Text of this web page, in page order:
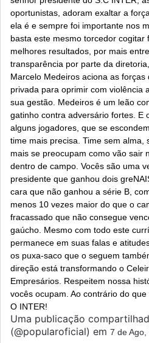
oportunistas, adoram exaltar a
ela é e sempre foi importante nos
basta este mesmo torcedor cogitar
melhores resultados, por mais
transparência por parte da
Marcelo Medeiros aciona as
privada para oprimir com violência
sua gestão. Medeiros é um leão
gatinho contra adversário fortes. E
alguns jogadores, que se
time mais precisa. Time sem alma,
mais se preocupam como vão sair
dentro de campo. Vocês são uma
presidente que ganhou dois
cara que não ganhou a série B,
menos 10 vezes maior do que o
fracassado que não consegue
gaúcho. Mesmo com todo este
permanece em suas falas e
os puxa-saco que o seguem
direção está transformando o
Empresários. Respeitem nossa
vocês ocupam. Ao contrário do
O INTER!
Uma publicação
(@popularoficial) em 7 de